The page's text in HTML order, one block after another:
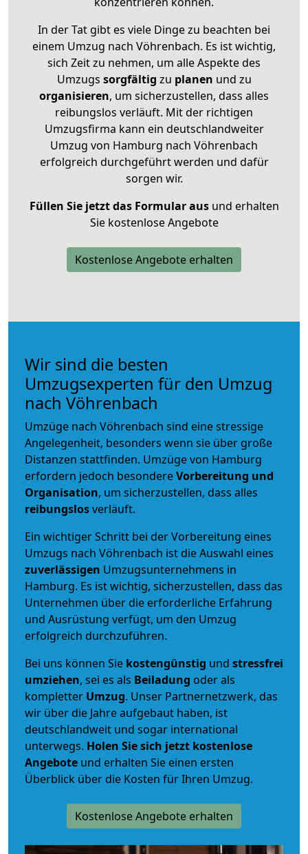
In der Tat gibt es viele Dinge zu beachten bei
einem Umzug nach Vöhrenbach. Es ist wichtig,
sich Zeit zu nehmen, um alle Aspekte des
Umzugs sorgfältig zu planen und zu
organisieren, um sicherzustellen, dass alles
reibungslos verläuft. Mit der richtigen
Umzugsfirma kann ein deutschlandweiter
Umzug von Hamburg nach Vöhrenbach
erfolgreich durchgeführt werden und dafür
sorgen wir.
Füllen Sie jetzt das Formular ausund erhalten
Sie kostenlose Angebote
Kostenlose Angebote erhalten
Wir sind die besten
Umzugsexperten für den Umzug
nach Vöhrenbach
Umzüge nach Vöhrenbach sind eine stressige
Angelegenheit, besonders wenn sie über große
Distanzen stattfinden. Umzüge von Hamburg
erfordern jedoch besondereVorbereitung und
Organisation, um sicherzustellen, dass alles
reibungslosverläuft.
Ein wichtiger Schritt bei der Vorbereitung eines
Umzugs nach Vöhrenbach ist die Auswahl eines
zuverlässigen Umzugsunternehmens in
Hamburg. Es ist wichtig, sicherzustellen, dass das
Unternehmen über die erforderliche Erfahrung
und Ausrüstung verfügt, um den Umzug
erfolgreich durchzuführen.
Bei uns können Sie kostengünstig und stressfrei
umziehen, sei es als Beiladung oder als
kompletter Umzug. Unser Partnernetzwerk, das
wir über die Jahre aufgebaut haben, ist
deutschlandweit und sogar international
unterwegs. Holen Sie sich jetzt kostenlose
Angebote und erhalten Sie einen ersten
Überblick über die Kosten für Ihren Umzug.
Kostenlose Angebote erhalten